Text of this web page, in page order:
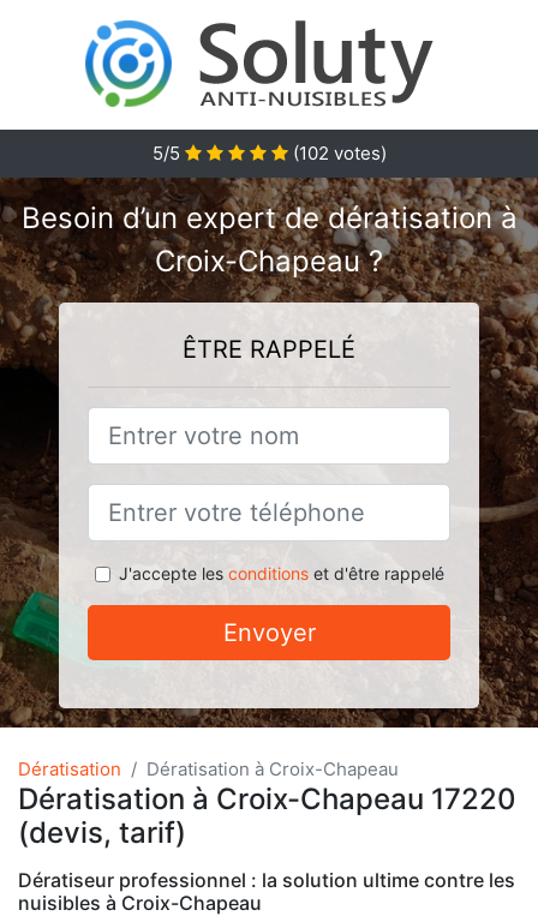
5/5 (102 votes)
Besoin d’un expert de dératisation à
Croix-Chapeau ?
ÊTRE RAPPELÉ
J'accepte les conditionset d'être rappelé
Envoyer
Dératisation Dératisation à Croix-Chapeau
Dératisation à Croix-Chapeau 17220
(devis, tarif)
Dératiseur professionnel : la solution ultime contre les
nuisibles à Croix-Chapeau